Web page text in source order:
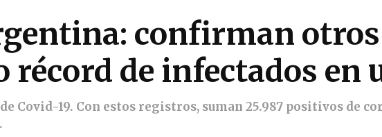
confirman otros
récord de infectados en
Covid-19. Con estos registros, suman 25.987 positivos de